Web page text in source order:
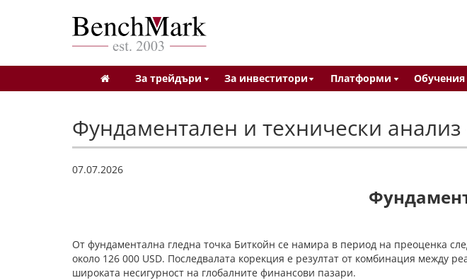
За трейдъри За инвеститори Платформи Обучения
Фундаментален и технически анализ
07.07.2026
От фундаментална гледна точка Биткойн се намира в период на преоценка
около 126 000 USD. Последвалата корекция е резултат от комбинация между
широката несигурност на глобалните финансови пазари.